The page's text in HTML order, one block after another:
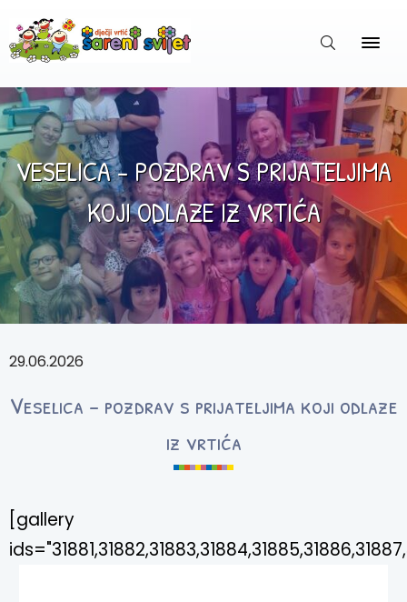
VESELICA – POZDRAV S PRIJATELJIMA
KOJI ODLAZE IZ VRTIĆA
29.06.2026
Veselica – pozdrav s prijateljima koji odlaze
iz vrtića
[gallery